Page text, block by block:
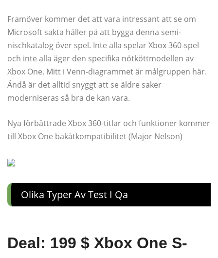
Framöver kommer det att vara intressant att se om
Microsoft sakta håller på att bygga denna semi-
nischkatalog över spel. Inte alla spelar Xbox 360-spel
och inte alla äger den specifika nötköttmodellen av
Xbox One. Mitt i Venn-diagrammet är målgruppen här.
Ändå är det alltid snyggt att se äldre saker
moderniseras så bra de kan vara.
Nya förbättrade Xbox 360-titlar och funktioner kommer
till Xbox One bakåtkompatibilitet (Major Nelson)
Olika Typer Av Test I Qa
Deal: 199 $ Xbox One S-